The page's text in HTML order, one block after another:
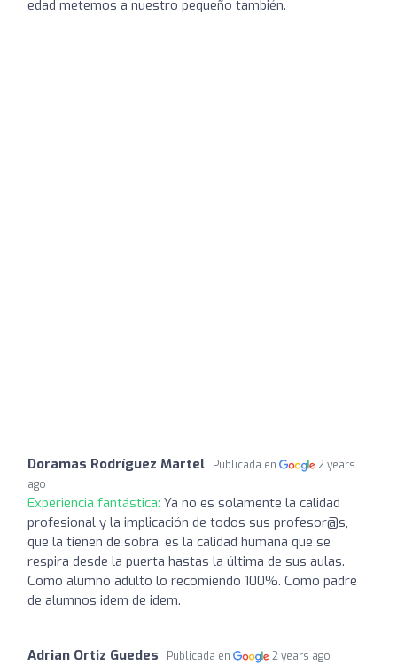
edad metemos a nuestro pequeño también.
Doramas Rodríguez Martel Publicada en
2 years
ago
Experiencia fantástica: Ya no es solamente la calidad
profesional y la implicación de todos sus profesor@s,
que la tienen de sobra, es la calidad humana que se
respira desde la puerta hastas la última de sus aulas.
Como alumno adulto lo recomiendo 100%. Como padre
de alumnos idem de idem.
Adrian Ortiz Guedes Publicada en 2 years ago